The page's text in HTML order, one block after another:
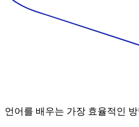
언어를 배우는 가장 효율적인 방